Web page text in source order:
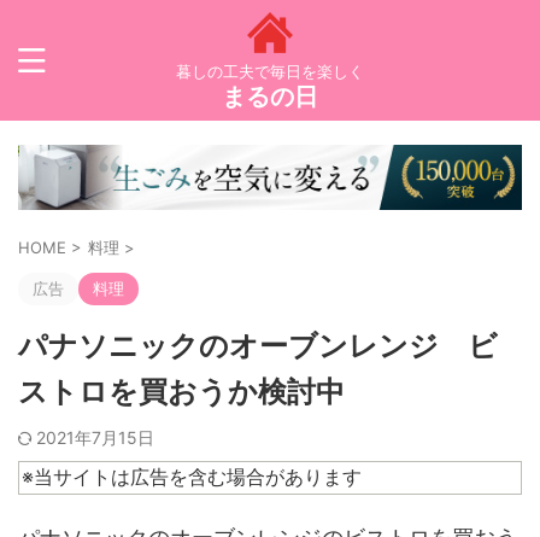
暮しの工夫で毎日を楽しく
まるの日
HOME > 料理 >
広告 料理
パナソニックのオーブンレンジ ビ
ストロを買おうか検討中
2021年7月15日
※当サイトは広告を含む場合があります